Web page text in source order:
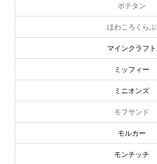
ポテタン
ほわころくらぶ
マインクラフト
ミッフィー
ミニオンズ
モフサンド
モルカー
モンチッチ